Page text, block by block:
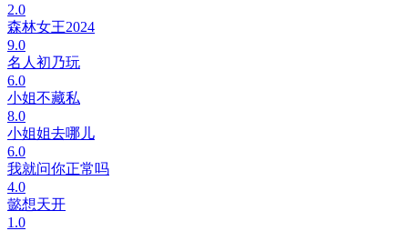
2.0
森林女王2024
9.0
名人初乃玩
6.0
小姐不藏私
8.0
小姐姐去哪儿
6.0
我就问你正常吗
4.0
懿想天开
1.0